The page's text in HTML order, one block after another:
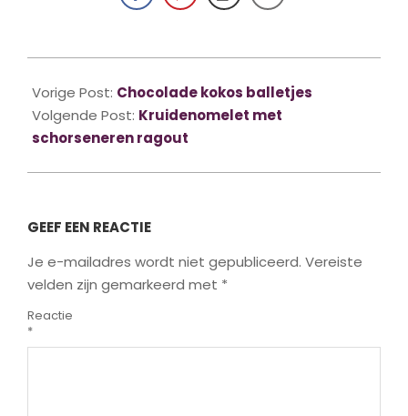
02-
18
Vorige Post: Chocolade kokos balletjes
Volgende Post: Kruidenomelet met
schorseneren ragout
GEEF EEN REACTIE
Je e-mailadres wordt niet gepubliceerd. Vereiste
velden zijn gemarkeerd met *
Reactie
*